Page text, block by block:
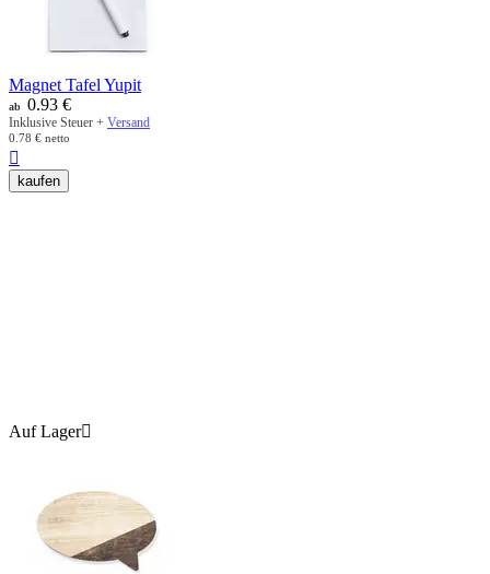
Magnet Tafel Yupit
ab 0.93 €
Inklusive Steuer + Versand
0.78 € netto

kaufen
Auf Lager